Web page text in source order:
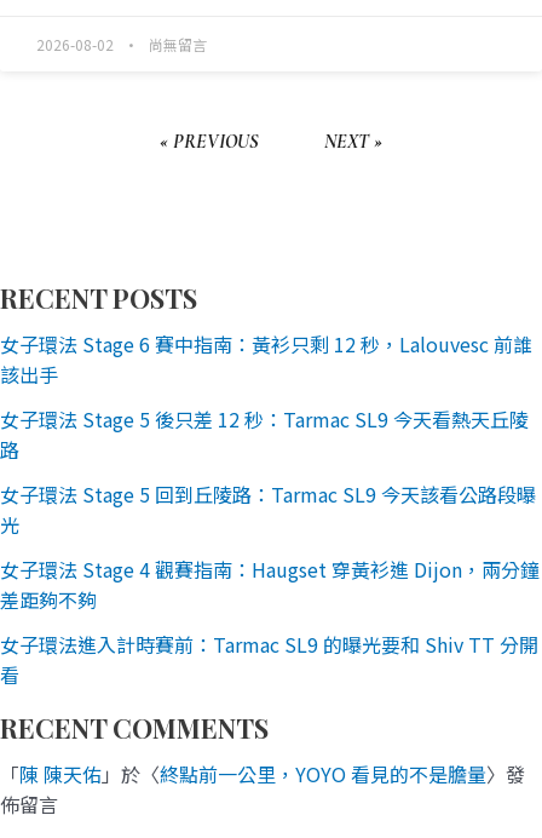
2026-08-02 尚無留言
« PREVIOUS NEXT »
RECENT POSTS
女子環法 Stage 6 賽中指南：黃衫只剩 12 秒，Lalouvesc 前誰
該出手
女子環法 Stage 5 後只差 12 秒：Tarmac SL9 今天看熱天丘陵
路
女子環法 Stage 5 回到丘陵路：Tarmac SL9 今天該看公路段曝
光
女子環法 Stage 4 觀賽指南：Haugset 穿黃衫進 Dijon，兩分鐘
差距夠不夠
女子環法進入計時賽前：Tarmac SL9 的曝光要和 Shiv TT 分開
看
RECENT COMMENTS
「陳 陳天佑」於〈終點前一公里，YOYO 看見的不是膽量〉發
佈留言